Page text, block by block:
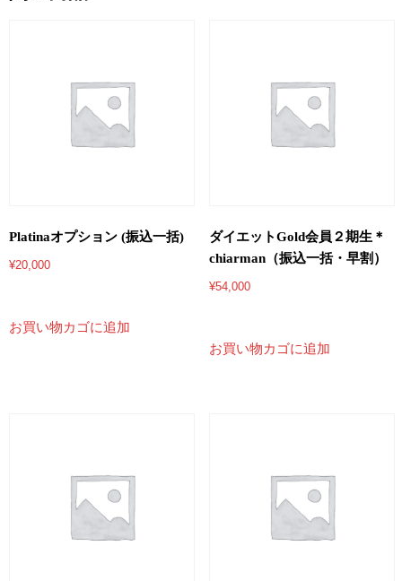
Platinaオプション (振込一括)
¥20,000
お買い物カゴに追加
ダイエットGold会員２期生＊
chiarman（振込一括・早割）
¥54,000
お買い物カゴに追加